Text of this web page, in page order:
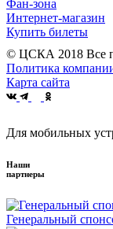
Фан-зона
Интернет-магазин
Купить билеты
© ЦСКА 2018 Все
Политика
Карта сайта
Для мобильных
Наши
партнеры
Генеральный